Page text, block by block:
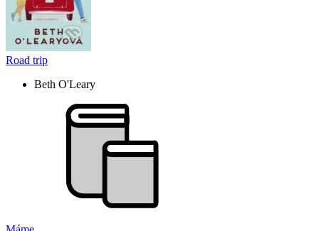
Road trip
Beth O'Leary